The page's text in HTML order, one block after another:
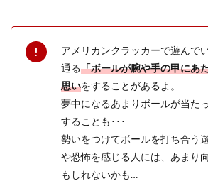
アメリカンクラッカーで遊んで
通る「ボールが腕や手の甲にあ
思いをすることがあるよ。
夢中になるあまりボールが当た
することも･･･
勢いをつけてボールを打ち合う
や恐怖を感じる人には、あまり
もしれないかも…